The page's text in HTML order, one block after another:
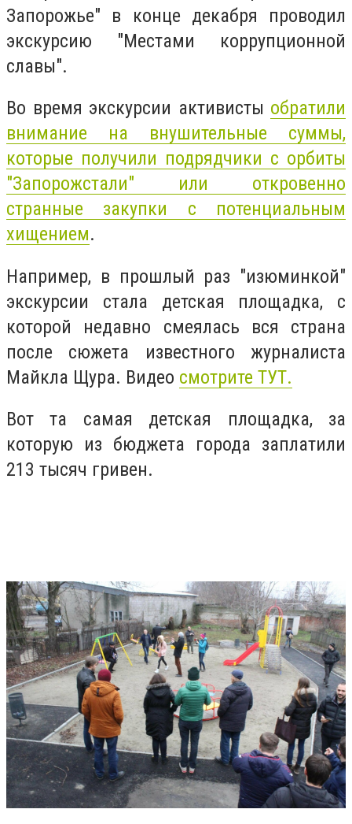
Запорожье" в конце декабря проводил
экскурсию "Местами коррупционной
славы".
Во время экскурсии активисты обратили
внимание на внушительные суммы,
которые получили подрядчики с орбиты
"Запорожстали" или откровенно
странные закупки с потенциальным
хищением.
Например, в прошлый раз "изюминкой"
экскурсии стала детская площадка, с
которой недавно смеялась вся страна
после сюжета известного журналиста
Майкла Щура. Видео смотрите ТУТ.
Вот та самая детская площадка, за
которую из бюджета города заплатили
213 тысяч гривен.